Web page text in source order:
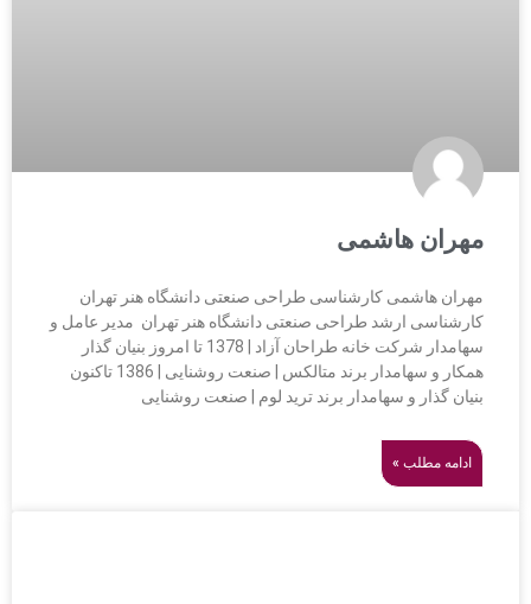
مهران هاشمی
مهران هاشمی کارشناسی طراحی صنعتی دانشگاه هنر تهران
کارشناسی ارشد طراحی صنعتی دانشگاه هنر تهران ​​​​​​​ مدیر عامل و
سهامدار شرکت خانه طراحان آزاد | 1378 تا امروز بنیان گذار
همکار و سهامدار برند متالکس | صنعت روشنایی | 1386 تاکنون
بنیان گذار و سهامدار برند ترید لوم | صنعت روشنایی
ادامه مطلب »